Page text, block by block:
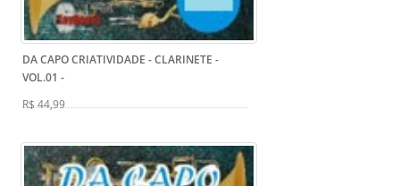
DA CAPO CRIATIVIDADE - CLARINETE -
VOL.01 -
R$ 44,99